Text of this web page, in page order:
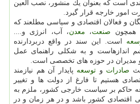
است كه بعنوان یك منشور، نصب العین
امور خارجه قرار گیرد.
و فعالان اقتصادی و سیاسی مطلعند كه
همچون صنعت، معدن، آب، انرژی و....
است. این سند در واقع دربردارنده
اندازهاست و به شكلی راهنمای عمل
و مدیران در حوزه های تخصصی است.
صادرات و توسعه پایدار آن هم نیازمند
هستیم تا فارغ از دولت ها و تغییر
حاكم بر سیاست خارجی كشور، ملزم به
اقتصادی كشور باشد و در هر زمان و در